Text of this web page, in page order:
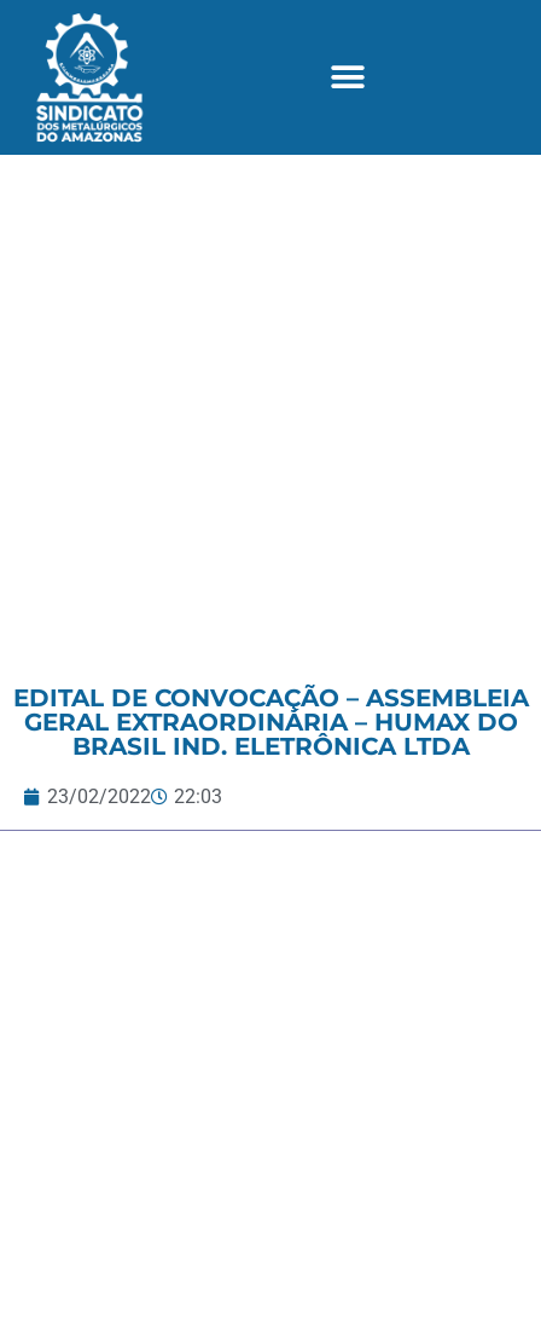
EDITAL DE CONVOCAÇÃO – ASSEMBLEIA
GERAL EXTRAORDINÁRIA – HUMAX DO
BRASIL IND. ELETRÔNICA LTDA
23/02/2022 22:03